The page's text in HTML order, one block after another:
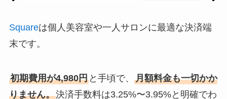
Squareは個人美容室や一人サロンに最適な決済端
末です。
初期費用が4,980円と手頃で、 月額料金も一切かか
りません。決済手数料は3.25%〜3.95%と明確でわ